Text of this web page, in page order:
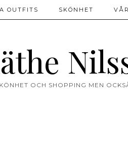
OCH SHOPPING MEN
OUTFITS SKÖNHET